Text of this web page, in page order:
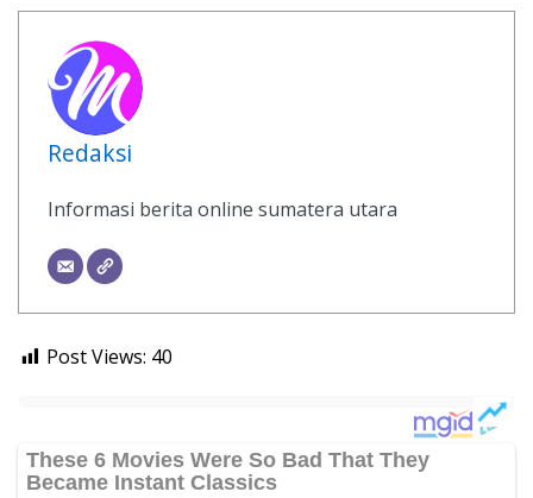
Redaksi
Informasi berita online sumatera utara
Post Views: 40